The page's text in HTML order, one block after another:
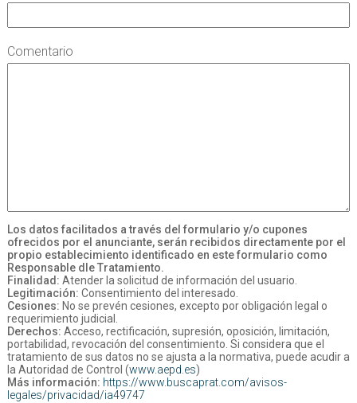
Comentario
Los datos facilitados a través del formulario y/o cupones
ofrecidos por el anunciante, serán recibidos directamente por el
propio establecimiento identificado en este formulario como
Responsable dle Tratamiento.
Finalidad: Atender la solicitud de información del usuario.
Legitimación: Consentimiento del interesado.
Cesiones: No se prevén cesiones, excepto por obligación legal o
requerimiento judicial.
Derechos: Acceso, rectificación, supresión, oposición, limitación,
portabilidad, revocación del consentimiento. Si considera que el
tratamiento de sus datos no se ajusta a la normativa, puede acudir a
la Autoridad de Control (www.aepd.es)
Más información: https://www.buscaprat.com/avisos-
legales/privacidad/ia49747